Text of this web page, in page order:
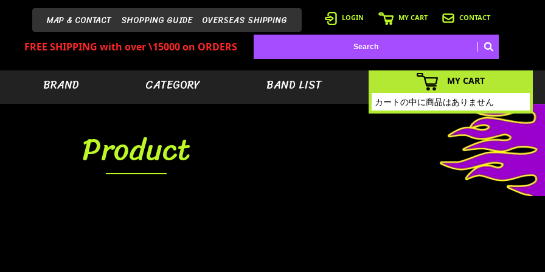
MAP & CONTACT SHOPPING GUIDE OVERSEAS SHIPPING LOGIN MY CART CONTACT
FREE SHIPPING with over \15000 on ORDERS
BRAND CATEGORY BAND LIST
Product
MY CART
カートの中に商品はありません